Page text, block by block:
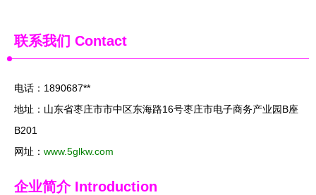
联系我们 Contact
电话：1890687**
地址：山东省枣庄市市中区东海路16号枣庄市电子商务产业园B座
B201
网址： www.5glkw.com
企业简介Introduction